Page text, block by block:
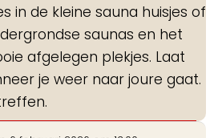
in de kleine sauna huisjes of
saunas en het
afgelegen plekjes. Laat
je weer naar joure gaat.